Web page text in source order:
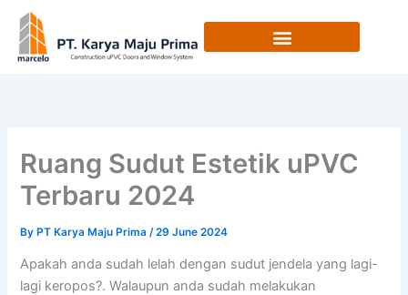
content
Ruang Sudut Estetik uPVC
Terbaru 2024
ByPT Karya Maju Prima /29 June 2024
Apakah anda sudah lelah dengan sudut jendela yang lagi-
lagi keropos?. Walaupun anda sudah melakukan